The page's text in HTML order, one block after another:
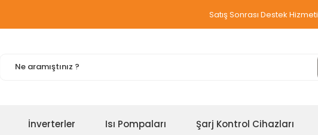
Satış Sonrası Destek Hizmeti
İnverterler Isı Pompaları Şarj Kontrol Cihazları